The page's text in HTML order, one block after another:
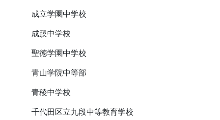
成立学園中学校
成蹊中学校
聖徳学園中学校
青山学院中等部
青稜中学校
千代田区立九段中等教育学校